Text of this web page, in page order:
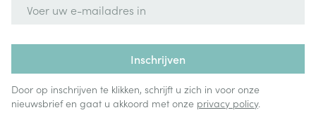
Inschrijven
Door op inschrijven te klikken, schrijft u zich in voor onze
nieuwsbrief en gaat u akkoord met onze privacy policy.